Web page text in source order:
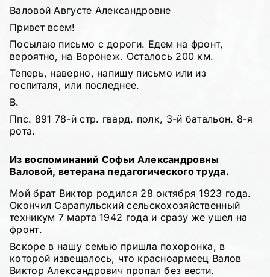
Валовой Августе Александровне
Привет всем!
Посылаю письмо с дороги. Едем на фронт,
вероятно, на Воронеж. Осталось 200 км.
Теперь, наверно, напишу письмо или из
госпиталя, или последнее.
В.
Ппс. 891 78-й стр. гвард. полк, 3-й батальон. 8-я
рота.
Из воспоминаний Софьи Александровны
Валовой, ветерана педагогического труда.
Мой брат Виктор родился 28 октября 1923 года.
Окончил Сарапульский сельскохозяйственный
техникум 7 марта 1942 года и сразу же ушел на
фронт.
Вскоре в нашу семью пришла похоронка, в
которой извещалось, что красноармеец Валов
Виктор Александрович пропал без вести.